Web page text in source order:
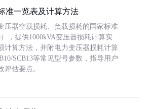
准一览表及计算方法
压器空载损耗、负载损耗的国家标准
），提供1000kVA变压器损耗计算实
计算方法，并附电力变压器损耗计算
SCB13等常见型号参数，指导用户
评估要点。